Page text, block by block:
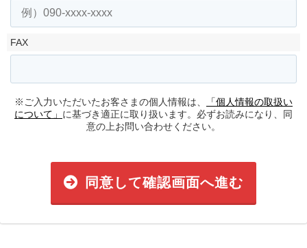
FAX
※ご入力いただいたお客さまの個人情報は、
「個人情報の取扱い
について」 に基づき適正に取り扱います。必ずお読みになり、同
意の上お問い合わせください。
同意して確認画面へ進む